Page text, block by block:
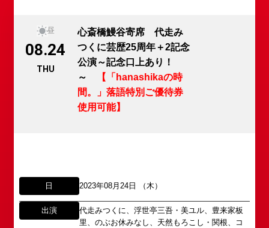
昼
08.24
THU
心斎橋鰻谷寄席 代走み
つくに芸歴25周年＋2記念
公演～記念口上あり！
～
【「hanashikaの時
間。」落語特別ご優待券
使用可能】
日 2023年08月24日 （木）
出演
代走みつくに、浮世亭三吾・美ユル、豊来家板
里、のぶお休みなし、天然もろこし・関根、コ